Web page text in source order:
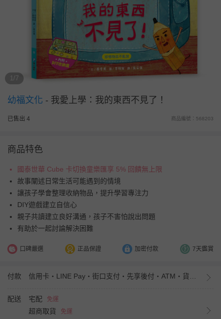
1/7
幼福文化 - 我愛上學：我的東西不見了！
已售出 4 商品編號：568203
商品特色
國泰世華 Cube 卡切換童樂匯享 5% 回饋無上限
故事闡述日常生活可能遇到的情境
讓孩子學會整理收納物品，提升學習專注力
DIY遊戲建立自信心
親子共讀建立良好溝通，孩子不害怕說出問題
有助於一起討論解決困難
口碑嚴選 正品保證 加密付款 7天鑑賞
付款
配送 宅配 免運
超商取貨
免運